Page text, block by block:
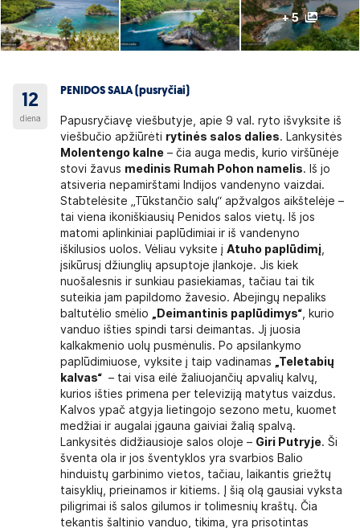
+ 5
12
diena
PENIDOS SALA (pusryčiai)
Papusryčiavę viešbutyje, apie 9 val. ryto išvyksite iš
viešbučio apžiūrėti rytinės salos dalies. Lankysitės
Molentengo kalne – čia auga medis, kurio viršūnėje
stovi žavus medinis Rumah Pohon namelis. Iš jo
atsiveria nepamirštami Indijos vandenyno vaizdai.
Stabtelėsite „Tūkstančio salų“ apžvalgos aikštelėje –
tai viena ikoniškiausių Penidos salos vietų. Iš jos
matomi aplinkiniai paplūdimiai ir iš vandenyno
iškilusios uolos. Vėliau vyksite įAtuho paplūdimį
įsikūrusį džiunglių apsuptoje įlankoje. Jis kiek
nuošalesnis ir sunkiau pasiekiamas, tačiau tai tik
suteikia jam papildomo žavesio. Abejingų nepaliks
baltutėlio smėlio
„Deimantinis paplūdimys“ , kurio
vanduo išties spindi tarsi deimantas. Jį juosia
kalkakmenio uolų pusmėnulis. Po apsilankymo
paplūdimiuose, vyksite į taip vadinamas
„Teletabių
kalvas“ – tai visa eilė žaliuojančių apvalių kalvų,
kurios išties primena per televiziją matytus vaizdus.
Kalvos ypač atgyja lietingojo sezono metu, kuomet
medžiai ir augalai įgauna gaiviai žalią spalvą.
Lankysitės didžiausioje salos oloje – Giri Putryje. Ši
šventa ola ir jos šventyklos yra svarbios Balio
hinduistų garbinimo vietos, tačiau, laikantis griežtų
taisyklių, prieinamos ir kitiems. Į šią olą gausiai vyksta
piligrimai iš salos gilumos ir tolimesnių kraštų. Čia
tekantis šaltinio vanduo, tikima, yra prisotintas